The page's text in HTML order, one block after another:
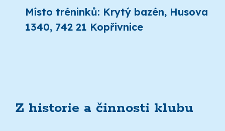
Místo tréninků: Krytý bazén, Husova
1340, 742 21 Kopřivnice
Z historie a činnosti klubu